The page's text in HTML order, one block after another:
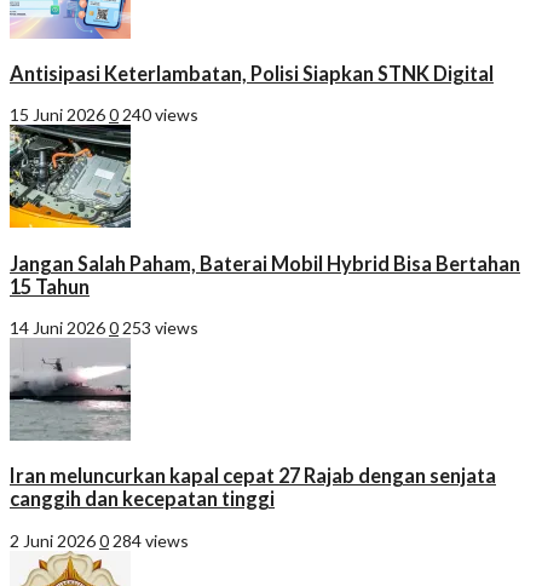
Antisipasi Keterlambatan, Polisi Siapkan STNK Digital
15 Juni 20260 240 views
Jangan Salah Paham, Baterai Mobil Hybrid Bisa Bertahan
15 Tahun
14 Juni 20260 253 views
Iran meluncurkan kapal cepat 27 Rajab dengan senjata
canggih dan kecepatan tinggi
2 Juni 20260 284 views